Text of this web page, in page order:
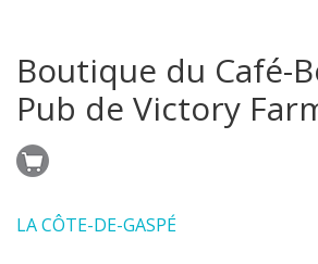
Boutique du Café-
Pub de Victory
LA CÔTE-DE-GASPÉ